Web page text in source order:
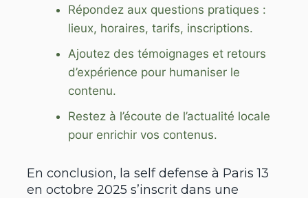
Répondez aux questions pratiques :
lieux, horaires, tarifs, inscriptions.
Ajoutez des témoignages et retours
d’expérience pour humaniser le
contenu.
Restez à l’écoute de l’actualité locale
pour enrichir vos contenus.
En conclusion, la self defense à Paris 13
en octobre 2025 s’inscrit dans une